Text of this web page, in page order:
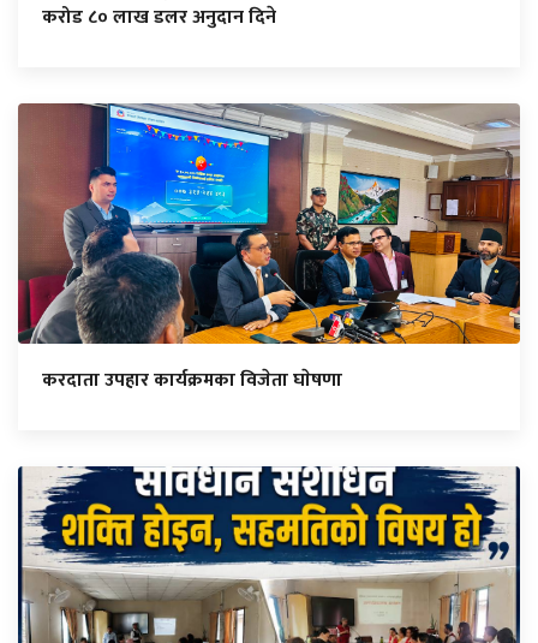
करोड ८० लाख डलर अनुदान दिने
करदाता उपहार कार्यक्रमका विजेता घाेषणा